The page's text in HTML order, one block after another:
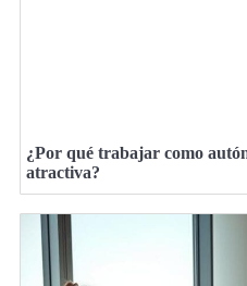
¿Por qué trabajar como
atractiva?